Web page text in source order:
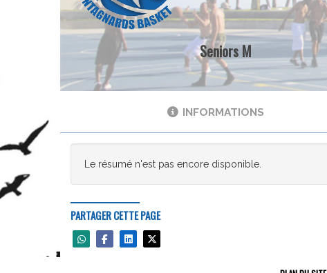
Seniors M
INFORMATIONS
Le résumé n'est pas encore disponible.
PARTAGER CETTE PAGE